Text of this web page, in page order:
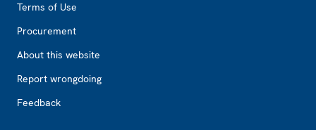
Terms of Use
Procurement
About this website
Report wrongdoing
Feedback